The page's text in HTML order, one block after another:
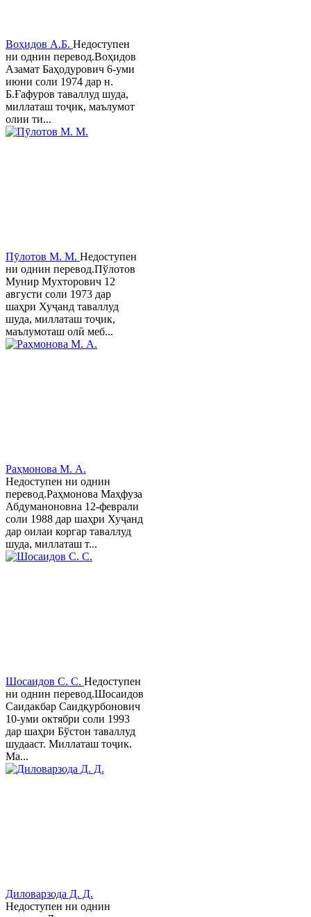
Воҳидов А.Б. Недоступен
ни однин перевод.Воҳидов
Азамат Баҳодурович 6-уми
июни соли 1974 дар н.
Б.Ғафуров таваллуд шуда,
миллаташ тоҷик, маълумот
олии ти...
Пӯлотов М. М. Недоступен
ни однин перевод.Пўлотов
Мунир Мухторович 12
августи соли 1973 дар
шаҳри Хуҷанд таваллуд
шуда, миллаташ тоҷик,
маълумоташ олӣ меб...
Раҳмонова М. А.
Недоступен ни однин
перевод.Раҳмонова Маҳфуза
Абдуманоновна 12-феврали
соли 1988 дар шаҳри Хуҷанд
дар оилаи коргар таваллуд
шуда, миллаташ т...
Шосаидов С. С. Недоступен
ни однин перевод.Шосаидов
Саидакбар Саидқурбонович
10-уми октябри соли 1993
дар шаҳри Бўстон таваллуд
шудааст. Миллаташ тоҷик.
Ма...
Диловарзода Д. Д.
Недоступен ни однин